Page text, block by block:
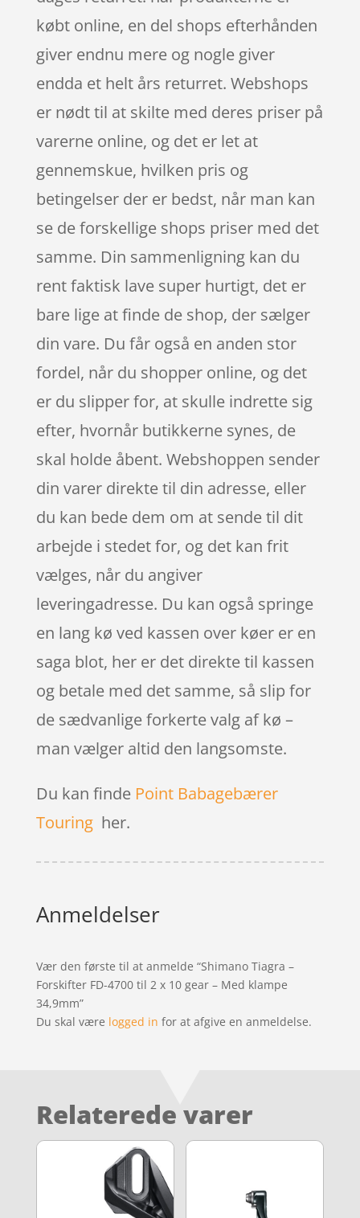
købt online, en del shops efterhånden
giver endnu mere og nogle giver
endda et helt års returret. Webshops
er nødt til at skilte med deres priser på
varerne online, og det er let at
gennemskue, hvilken pris og
betingelser der er bedst, når man kan
se de forskellige shops priser med det
samme. Din sammenligning kan du
rent faktisk lave super hurtigt, det er
bare lige at finde de shop, der sælger
din vare. Du får også en anden stor
fordel, når du shopper online, og det
er du slipper for, at skulle indrette sig
efter, hvornår butikkerne synes, de
skal holde åbent. Webshoppen sender
din varer direkte til din adresse, eller
du kan bede dem om at sende til dit
arbejde i stedet for, og det kan frit
vælges, når du angiver
leveringadresse. Du kan også springe
en lang kø ved kassen over køer er en
saga blot, her er det direkte til kassen
og betale med det samme, så slip for
de sædvanlige forkerte valg af kø –
man vælger altid den langsomste.
Du kan finde Point Babagebærer
Touringher.
Anmeldelser
Vær den første til at anmelde “Shimano Tiagra –
Forskifter FD-4700 til 2 x 10 gear – Med klampe
34,9mm”
Du skal være logged in for at afgive en anmeldelse.
Relaterede varer